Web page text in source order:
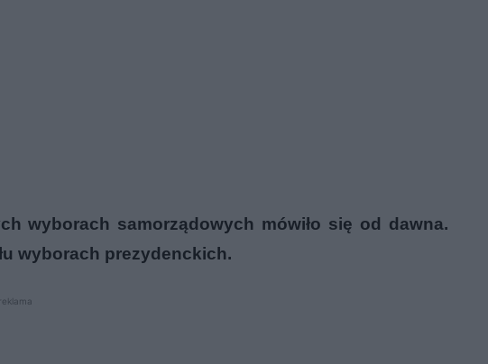
wyborach samorządowych mówiło się od dawna.
wyborach prezydenckich.
reklama